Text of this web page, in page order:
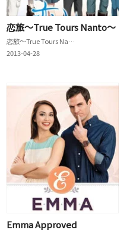
恋旅～True Tours Nanto～
恋旅～True Tours Nanto～
2013-04-28
Emma Approved